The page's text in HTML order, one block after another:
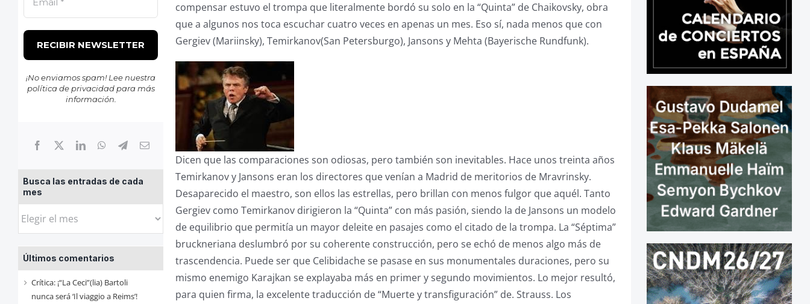
¡No enviamos spam! Lee nuestra
política de privacidadpara más
información.
Busca las entradas de cada
mes
Busca
entradas
de
cada
mes
Últimos comentarios
Crítica: ¡“La Ceci”(lia) Bartoli
nunca será ‘Il viaggio a Reims’!
compensar estuvo el trompa que literalmente bordó su solo en la “Quinta” de Chaikovsky, obra
que a algunos nos toca escuchar cuatro veces en apenas un mes. Eso sí, nada menos que con
Gergiev (Mariinsky), Temirkanov(San Petersburgo), Jansons y Mehta (Bayerische Rundfunk).
Dicen que las comparaciones son odiosas, pero también son inevitables. Hace unos treinta años
Temirkanov y Jansons eran los directores que venían a Madrid de meritorios de Mravrinsky.
Desaparecido el maestro, son ellos las estrellas, pero brillan con menos fulgor que aquél. Tanto
Gergiev como Temirkanov dirigieron la “Quinta” con más pasión, siendo la de Jansons un modelo
de equilibrio que permitía un mayor deleite en pasajes como el citado de la trompa. La “Séptima”
bruckneriana deslumbró por su coherente construcción, pero se echó de menos algo más de
trascendencia. Puede ser que Celibidache se pasase en sus monumentales duraciones, pero su
mismo enemigo Karajkan se explayaba más en primer y segundo movimientos. Lo mejor resultó,
para quien firma, la excelente traducción de “Muerte y transfiguración” de. Strauss. Los